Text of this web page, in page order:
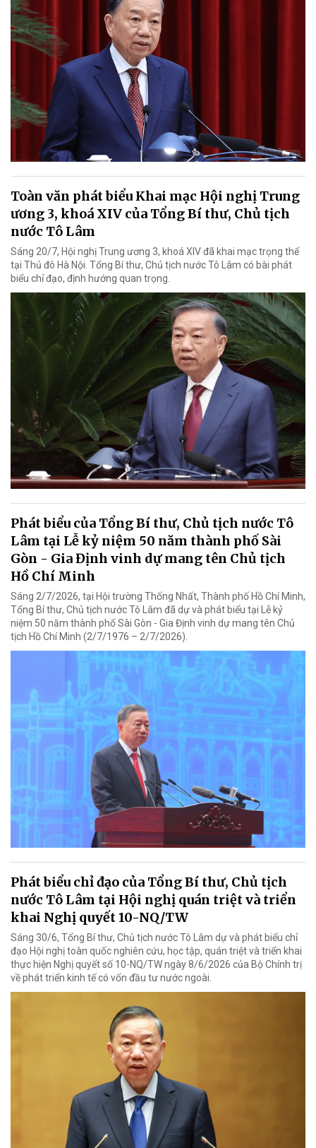
Toàn văn phát biểu Khai mạc Hội nghị Trung
ương 3, khoá XIV của Tổng Bí thư, Chủ tịch
nước Tô Lâm
Sáng 20/7, Hội nghị Trung ương 3, khoá XIV đã khai mạc trọng thể
tại Thủ đô Hà Nội. Tổng Bí thư, Chủ tịch nước Tô Lâm có bài phát
biểu chỉ đạo, định hướng quan trọng.
Phát biểu của Tổng Bí thư, Chủ tịch nước Tô
Lâm tại Lễ kỷ niệm 50 năm thành phố Sài
Gòn - Gia Định vinh dự mang tên Chủ tịch
Hồ Chí Minh
Sáng 2/7/2026, tại Hội trường Thống Nhất, Thành phố Hồ Chí Minh,
Tổng Bí thư, Chủ tịch nước Tô Lâm đã dự và phát biểu tại Lễ kỷ
niệm 50 năm thành phố Sài Gòn - Gia Định vinh dự mang tên Chủ
tịch Hồ Chí Minh (2/7/1976 – 2/7/2026).
Phát biểu chỉ đạo của Tổng Bí thư, Chủ tịch
nước Tô Lâm tại Hội nghị quán triệt và triển
khai Nghị quyết 10-NQ/TW
Sáng 30/6, Tổng Bí thư, Chủ tịch nước Tô Lâm dự và phát biểu chỉ
đạo Hội nghị toàn quốc nghiên cứu, học tập, quán triệt và triển khai
thực hiện Nghị quyết số 10-NQ/TW ngày 8/6/2026 của Bộ Chính trị
về phát triển kinh tế có vốn đầu tư nước ngoài.